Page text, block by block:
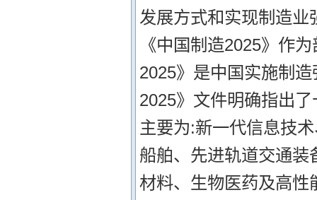
发展方式和实现制造业
《中国制造2025》作
2025》是中国实施制
2025》文件明确指出
主要为:新一代信息技
船舶、先进轨道交通
材料、生物医药及高